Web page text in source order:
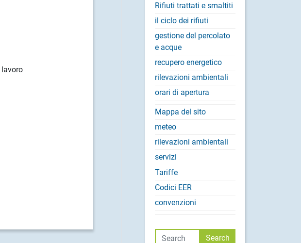
Rifiuti trattati e smaltiti
il ciclo dei rifiuti
gestione del percolato
e acque
recupero energetico
rilevazioni ambientali
orari di apertura
Mappa del sito
meteo
rilevazioni ambientali
servizi
Tariffe
Codici EER
convenzioni
Cerca Search